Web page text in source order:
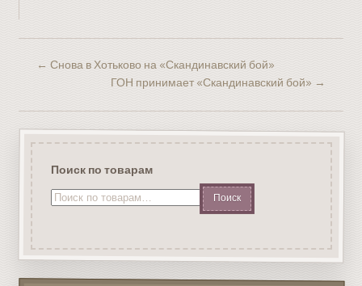
← Снова в Хотьково на «Скандинавский бой»
ГОН принимает «Скандинавский бой» →
Поиск по товарам
Искать: